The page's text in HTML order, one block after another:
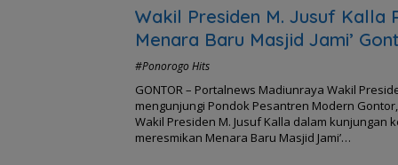
Wakil Presiden M. Jusuf Kalla
Menara Baru Masjid Jami’
Gedung Pusat Studi Ekonomi
UNIDA Gontor
#Ponorogo Hits
GONTOR – Portalnews Madiunraya Wakil
mengunjungi Pondok Pesantren Modern Gontor,
Wakil Presiden M. Jusuf Kalla dalam kunjungan
meresmikan Menara Baru Masjid Jami’…